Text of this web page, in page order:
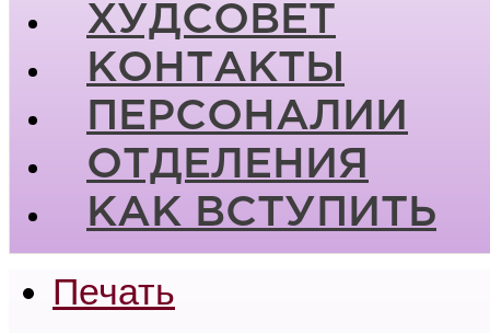
ХУДСОВЕТ
КОНТАКТЫ
ПЕРСОНАЛИИ
ОТДЕЛЕНИЯ
КАК ВСТУПИТЬ
Печать